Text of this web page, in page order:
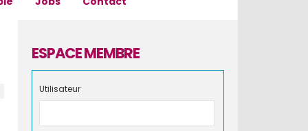
ESPACE MEMBRE
Utilisateur